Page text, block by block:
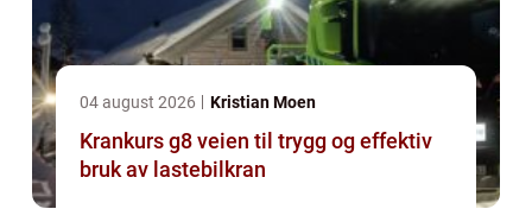
04 august 2026 Kristian Moen
Krankurs g8 veien til trygg og effektiv
bruk av lastebilkran